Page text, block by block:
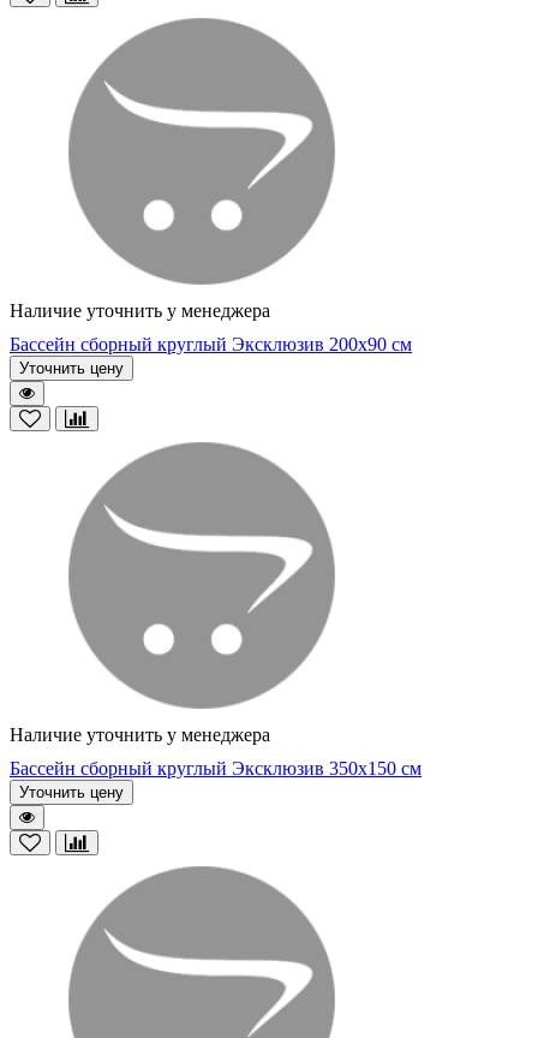
Наличие уточнить у менеджера
Бассейн сборный круглый Эксклюзив 200х90 см
Уточнить цену
Наличие уточнить у менеджера
Бассейн сборный круглый Эксклюзив 350х150 см
Уточнить цену